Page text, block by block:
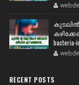
കുടലിൽ
bacteria-
RECENT POSTS